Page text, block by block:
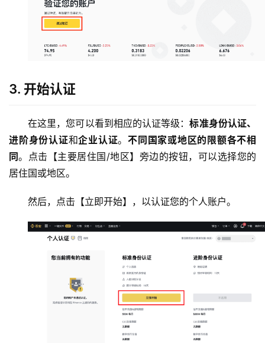
3. 开始认证
在这里，您可以看到相应的认证等级：标准身份认证、
进阶身份认证和企业认证。 不同国家或地区的限额各不相
同。点击【主要居住国/地区】旁边的按钮，可以选择您的
居住国或地区。
然后，点击【立即开始】，以认证您的个人账户。